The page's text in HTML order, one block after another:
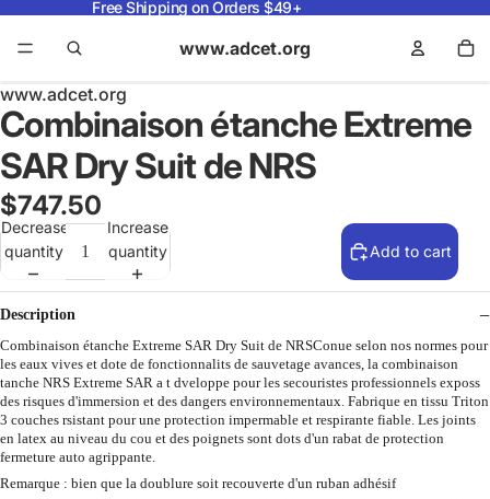
Free Shipping on Orders $49+
www.adcet.org
www.adcet.org
Combinaison étanche Extreme
SAR Dry Suit de NRS
$747.50
Decrease
quantity
Increase
quantity
Add to cart
Description
Combinaison étanche Extreme SAR Dry Suit de NRSConue selon nos normes pour
les eaux vives et dote de fonctionnalits de sauvetage avances, la combinaison
tanche NRS Extreme SAR a t dveloppe pour les secouristes professionnels exposs
des risques d'immersion et des dangers environnementaux. Fabrique en tissu Triton
3 couches rsistant pour une protection impermable et respirante fiable. Les joints
en latex au niveau du cou et des poignets sont dots d'un rabat de protection
fermeture auto agrippante.
Remarque : bien que la doublure soit recouverte d'un ruban adhésif